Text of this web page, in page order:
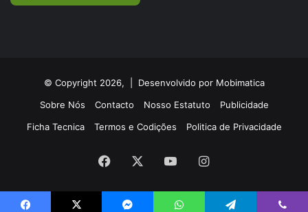
© Copyright 2026, | Desenvolvido por Mobimatica
Sobre Nós
Contacto Nosso Estatuto
Publicidade
Ficha Tecnica
Termos e Codições Politica de Privacidade
Facebook YouTubeInstagram